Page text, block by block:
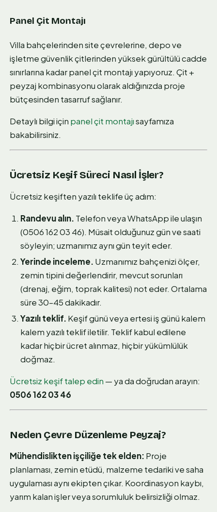
Panel Çit Montajı
Villa bahçelerinden site çevrelerine, depo ve
işletme güvenlik çitlerinden yüksek gürültülü cadde
sınırlarına kadar panel çit montajı yapıyoruz. Çit +
peyzaj kombinasyonu olarak aldığınızda proje
bütçesinden tasarruf sağlanır.
Detaylı bilgi için panel çit montajısayfamıza
bakabilirsiniz.
Ücretsiz Keşif Süreci Nasıl İşler?
Ücretsiz keşiften yazılı teklife üç adım:
Randevu alın. Telefon veya WhatsApp ile ulaşın
(0506 162 03 46). Müsait olduğunuz gün ve saati
söyleyin; uzmanımız aynı gün teyit eder.
Yerinde inceleme. Uzmanımız bahçenizi ölçer,
zemin tipini değerlendirir, mevcut sorunları
(drenaj, eğim, toprak kalitesi) not eder. Ortalama
süre 30–45 dakikadır.
Yazılı teklif. Keşif günü veya ertesi iş günü kalem
kalem yazılı teklif iletilir. Teklif kabul edilene
kadar hiçbir ücret alınmaz, hiçbir yükümlülük
doğmaz.
Ücretsiz keşif talep edin — ya da doğrudan arayın:
0506 162 03 46
Neden Çevre Düzenleme Peyzaj?
Mühendislikten işçiliğe tek elden: Proje
planlaması, zemin etüdü, malzeme tedariki ve saha
uygulaması aynı ekipten çıkar. Koordinasyon kaybı,
yarım kalan işler veya sorumluluk belirsizliği olmaz.